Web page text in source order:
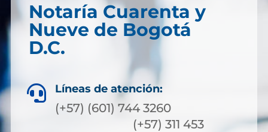
Notaría Cuarenta y
Nueve de Bogotá
D.C.
 Líneas de atención:
(+57) (601) 744 3260
(+57) 311 453